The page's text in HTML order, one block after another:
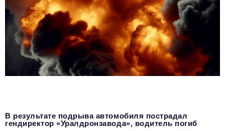
В результате подрыва автомобиля пострадал
гендиректор «Уралдронзавода», водитель погиб